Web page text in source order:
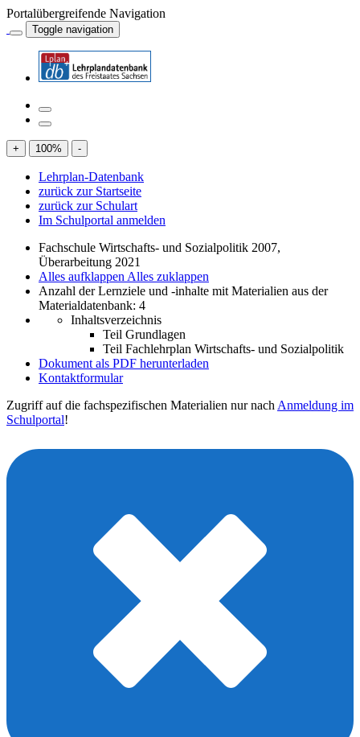
Portalübergreifende Navigation
Toggle navigation
+ 100% -
Lehrplan-Datenbank
zurück zur Startseite
zurück zur Schulart
Im Schulportal anmelden
Fachschule Wirtschafts- und Sozialpolitik 2007,
Überarbeitung 2021
Alles aufklappen Alles zuklappen
Anzahl der Lernziele und -inhalte mit Materialien aus der
Materialdatenbank: 4
Inhaltsverzeichnis
Teil Grundlagen
Teil Fachlehrplan Wirtschafts- und Sozialpolitik
Dokument als PDF herunterladen
Kontaktformular
Zugriff auf die fachspezifischen Materialien nur nach Anmeldung im
Schulportal!